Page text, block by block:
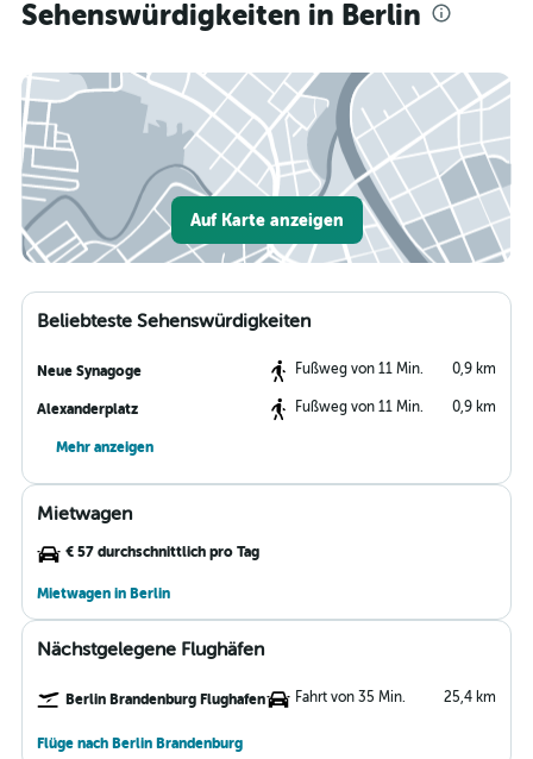
Sehenswürdigkeiten in Berlin
Auf Karte anzeigen
Beliebteste Sehenswürdigkeiten
Neue Synagoge Fußweg von 11 Min. 0,9 km
Alexanderplatz Fußweg von 11 Min. 0,9 km
Mehr anzeigen
Mietwagen
€ 57 durchschnittlich pro Tag
Mietwagen in Berlin
Nächstgelegene Flughäfen
Berlin Brandenburg Flughafen Fahrt von 35 Min. 25,4 km
Flüge nach Berlin Brandenburg